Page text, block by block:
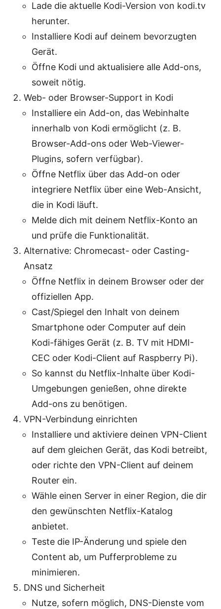
Lade die aktuelle Kodi-Version von kodi.tv
herunter.
Installiere Kodi auf deinem bevorzugten
Gerät.
Öffne Kodi und aktualisiere alle Add-ons,
soweit nötig.
Web- oder Browser-Support in Kodi
Installiere ein Add-on, das Webinhalte
innerhalb von Kodi ermöglicht (z. B.
Browser-Add-ons oder Web-Viewer-
Plugins, sofern verfügbar).
Öffne Netflix über das Add-on oder
integriere Netflix über eine Web-Ansicht,
die in Kodi läuft.
Melde dich mit deinem Netflix-Konto an
und prüfe die Funktionalität.
Alternative: Chromecast- oder Casting-
Ansatz
Öffne Netflix in deinem Browser oder der
offiziellen App.
Cast/Spiegel den Inhalt von deinem
Smartphone oder Computer auf dein
Kodi-fähiges Gerät (z. B. TV mit HDMI-
CEC oder Kodi-Client auf Raspberry Pi).
So kannst du Netflix-Inhalte über Kodi-
Umgebungen genießen, ohne direkte
Add-ons zu benötigen.
VPN-Verbindung einrichten
Installiere und aktiviere deinen VPN-Client
auf dem gleichen Gerät, das Kodi betreibt,
oder richte den VPN-Client auf deinem
Router ein.
Wähle einen Server in einer Region, die dir
den gewünschten Netflix-Katalog
anbietet.
Teste die IP-Änderung und spiele den
Content ab, um Pufferprobleme zu
minimieren.
DNS und Sicherheit
Nutze, sofern möglich, DNS-Dienste vom